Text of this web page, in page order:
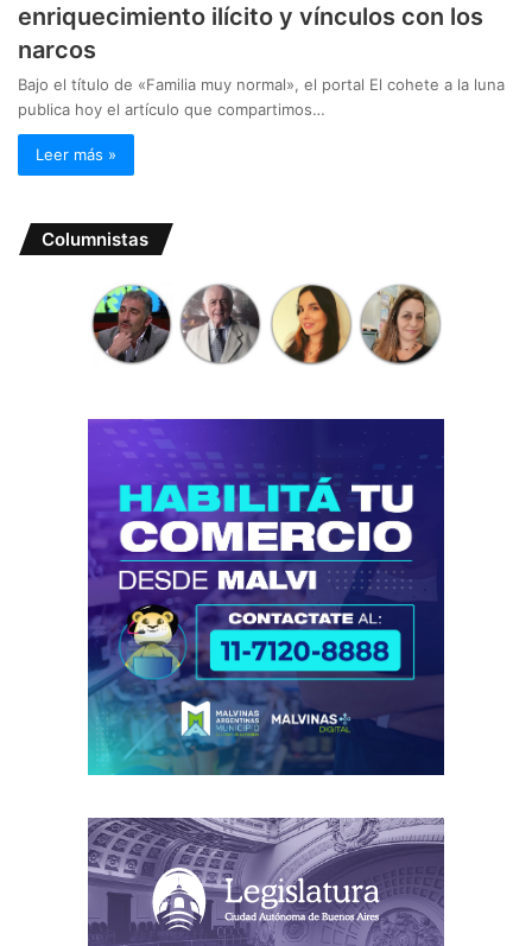
enriquecimiento ilícito y vínculos con los
narcos
Bajo el título de «Familia muy normal», el portal El cohete a la luna
publica hoy el artículo que compartimos…
Leer más »
Columnistas